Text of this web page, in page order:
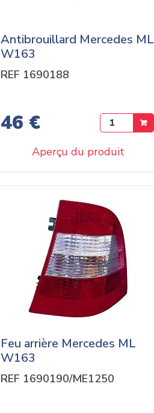
Antibrouillard Mercedes ML
W163
REF 1690188
46 €
Aperçu du produit
Feu arrière Mercedes ML
W163
REF 1690190/ME1250